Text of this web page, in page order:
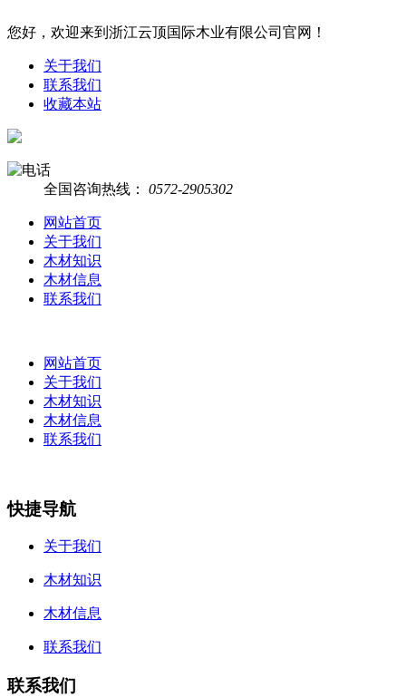
您好，欢迎来到浙江云顶国际木业有限公司官网！
关于我们
联系我们
收藏本站
全国咨询热线： 0572-2905302
网站首页
关于我们
木材知识
木材信息
联系我们
网站首页
关于我们
木材知识
木材信息
联系我们
快捷导航
关于我们
木材知识
木材信息
联系我们
联系我们